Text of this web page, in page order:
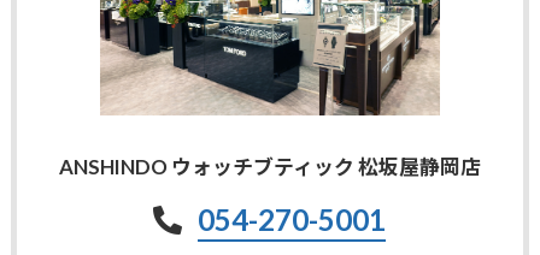
ANSHINDO ウォッチブティック 松坂屋静岡店
054-270-5001